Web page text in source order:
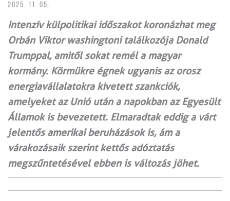
2025. 11. 05.
Intenzív külpolitikai időszakot koronázhat meg
Orbán Viktor washingtoni találkozója Donald
Trumppal, amitől sokat remél a magyar
kormány. Körmükre égnek ugyanis az orosz
energia­vállalatokra kivetett szankciók,
amelyeket az Unió után a napokban az Egyesült
Államok is bevezetett. Elmaradtak eddig a várt
jelentős amerikai beruházások is, ám a
várakozásaik szerint kettős adóztatás
megszűntetésével ebben is változás jöhet.